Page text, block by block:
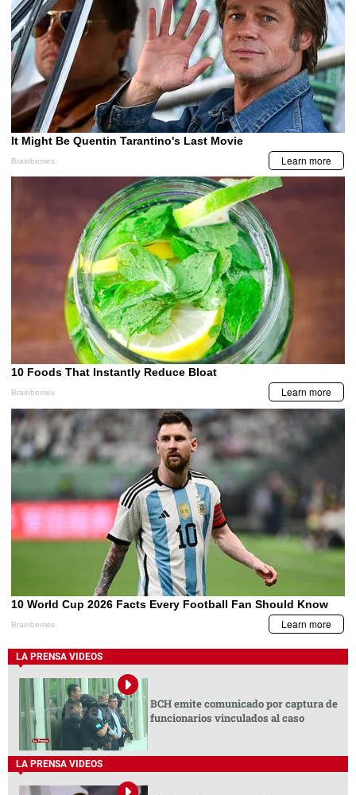
LA PRENSA VIDEOS
BCH emite comunicado por captura de
funcionarios vinculados al caso
LA PRENSA VIDEOS